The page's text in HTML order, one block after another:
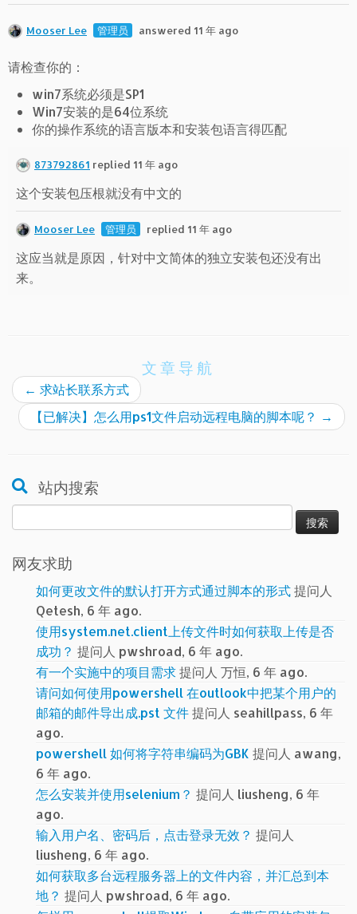
Mooser Lee 管理员 answered 11 年 ago
请检查你的：
win7系统必须是SP1
Win7安装的是64位系统
你的操作系统的语言版本和安装包语言得匹配
873792861 replied 11 年 ago
这个安装包压根就没有中文的
Mooser Lee 管理员 replied 11 年 ago
这应当就是原因，针对中文简体的独立安装包还没有出
来。
文章导航
← 求站长联系方式
【已解决】怎么用ps1文件启动远程电脑的脚本呢？ →
站内搜索
索：
网友求助
如何更改文件的默认打开方式通过脚本的形式提问人
Qetesh, 6 年 ago.
使用system.net.client上传文件时如何获取上传是否
成功？ 提问人 pwshroad, 6 年 ago.
有一个实施中的项目需求提问人 万恒, 6 年 ago.
请问如何使用powershell 在outlook中把某个用户的
邮箱的邮件导出成.pst 文件提问人 seahillpass, 6 年
ago.
powershell 如何将字符串编码为GBK 提问人 awang,
6 年 ago.
怎么安装并使用selenium？ 提问人 liusheng, 6 年
ago.
输入用户名、密码后，点击登录无效？ 提问人
liusheng, 6 年 ago.
如何获取多台远程服务器上的文件内容，并汇总到本
地？ 提问人 pwshroad, 6 年 ago.